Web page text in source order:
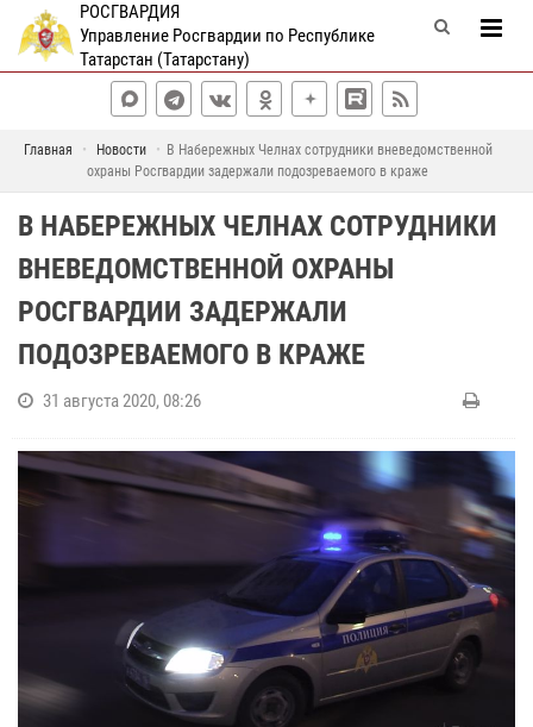
РОСГВАРДИЯ
Управление Росгвардии по Республике
Татарстан (Татарстану)
Главная Новости
В Набережных Челнах сотрудники вневедомственной
охраны Росгвардии задержали подозреваемого в краже
В НАБЕРЕЖНЫХ ЧЕЛНАХ СОТРУДНИКИ
ВНЕВЕДОМСТВЕННОЙ ОХРАНЫ
РОСГВАРДИИ ЗАДЕРЖАЛИ
ПОДОЗРЕВАЕМОГО В КРАЖЕ
31 августа 2020, 08:26